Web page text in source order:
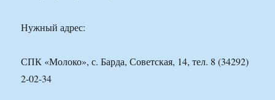
Нужный адрес:
СПК «Молоко», с. Барда, Советская, 14, тел. 8 (34292)
2-02-34